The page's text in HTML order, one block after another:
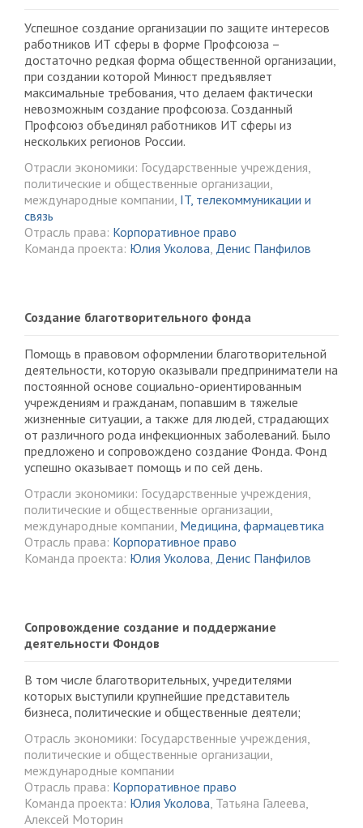
Успешное создание организации по защите интересов
работников ИТ сферы в форме Профсоюза –
достаточно редкая форма общественной организации,
при создании которой Минюст предъявляет
максимальные требования, что делаем фактически
невозможным создание профсоюза. Созданный
Профсоюз объединял работников ИТ сферы из
нескольких регионов России.
Отрасли экономики: Государственные учреждения,
политические и общественные организации,
международные компании, IT, телекоммуникации и
связь
Отрасль права: Корпоративное право
Команда проекта: Юлия Уколова, Денис Панфилов
Создание благотворительного фонда
Помощь в правовом оформлении благотворительной
деятельности, которую оказывали предприниматели на
постоянной основе социально-ориентированным
учреждениям и гражданам, попавшим в тяжелые
жизненные ситуации, а также для людей, страдающих
от различного рода инфекционных заболеваний. Было
предложено и сопровождено создание Фонда. Фонд
успешно оказывает помощь и по сей день.
Отрасли экономики: Государственные учреждения,
политические и общественные организации,
международные компании, Медицина, фармацевтика
Отрасль права: Корпоративное право
Команда проекта: Юлия Уколова, Денис Панфилов
Сопровождение создание и поддержание
деятельности Фондов
В том числе благотворительных, учредителями
которых выступили крупнейшие представитель
бизнеса, политические и общественные деятели;
Отрасль экономики: Государственные учреждения,
политические и общественные организации,
международные компании
Отрасль права: Корпоративное право
Команда проекта: Юлия Уколова, Татьяна Галеева,
Алексей Моторин